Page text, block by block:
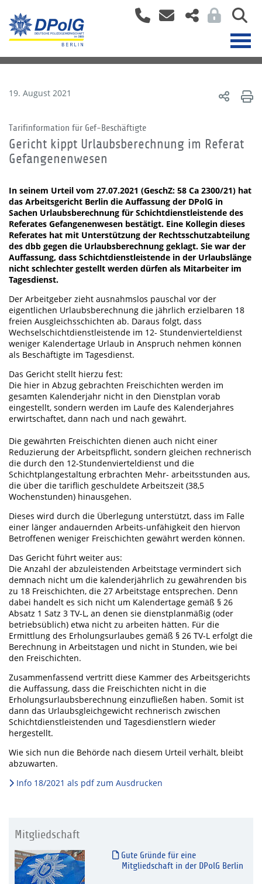
19. August 2021
Tarifinformation für Gef-Beschäftigte
Gericht kippt Urlaubsberechnung im Referat
Gefangenenwesen
In seinem Urteil vom 27.07.2021 (GeschZ: 58 Ca 2300/21) hat
das Arbeitsgericht Berlin die Auffassung der DPolG in
Sachen Urlaubsberechnung für Schichtdienstleistende des
Referates Gefangenenwesen bestätigt. Eine Kollegin dieses
Referates hat mit Unterstützung der Rechtsschutzabteilung
des dbb gegen die Urlaubsberechnung geklagt. Sie war der
Auffassung, dass Schichtdienstleistende in der Urlaubslänge
nicht schlechter gestellt werden dürfen als Mitarbeiter im
Tagesdienst.
Der Arbeitgeber zieht ausnahmslos pauschal vor der
eigentlichen Urlaubsberechnung die jährlich erzielbaren 18
freien Ausgleichsschichten ab. Daraus folgt, dass
Wechselschichtdienstleistende im 12- Stundenvierteldienst
weniger Kalendertage Urlaub in Anspruch nehmen können
als Beschäftigte im Tagesdienst.
Das Gericht stellt hierzu fest:
Die hier in Abzug gebrachten Freischichten werden im
gesamten Kalenderjahr nicht in den Dienstplan vorab
eingestellt, sondern werden im Laufe des Kalenderjahres
erwirtschaftet, dann nach und nach gewährt.
Die gewährten Freischichten dienen auch nicht einer
Reduzierung der Arbeitspflicht, sondern gleichen rechnerisch
die durch den 12-Stundenvierteldienst und die
Schichtplangestaltung erbrachten Mehr- arbeitsstunden aus,
die über die tariflich geschuldete Arbeitszeit (38,5
Wochenstunden) hinausgehen.
Dieses wird durch die Überlegung unterstützt, dass im Falle
einer länger andauernden Arbeits-unfähigkeit den hiervon
Betroffenen weniger Freischichten gewährt werden können.
Das Gericht führt weiter aus:
Die Anzahl der abzuleistenden Arbeitstage vermindert sich
demnach nicht um die kalenderjährlich zu gewährenden bis
zu 18 Freischichten, die 27 Arbeitstage entsprechen. Denn
dabei handelt es sich nicht um Kalendertage gemäß § 26
Absatz 1 Satz 3 TV-L, an denen sie dienstplanmäßig (oder
betriebsüblich) etwa nicht zu arbeiten hätten. Für die
Ermittlung des Erholungsurlaubes gemäß § 26 TV-L erfolgt die
Berechnung in Arbeitstagen und nicht in Stunden, wie bei
den Freischichten.
Zusammenfassend vertritt diese Kammer des Arbeitsgerichts
die Auffassung, dass die Freischichten nicht in die
Erholungsurlaubsberechnung einzufließen haben. Somit ist
dann das Urlaubsgleichgewicht rechnerisch zwischen
Schichtdienstleistenden und Tagesdienstlern wieder
hergestellt.
Wie sich nun die Behörde nach diesem Urteil verhält, bleibt
abzuwarten.
Info 18/2021 als pdf zum Ausdrucken
Mitgliedschaft
Gute Gründe für eine
Mitgliedschaft in der DPolG Berlin